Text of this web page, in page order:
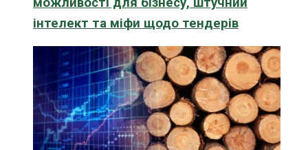
інтелект та міфи щодо тендерів